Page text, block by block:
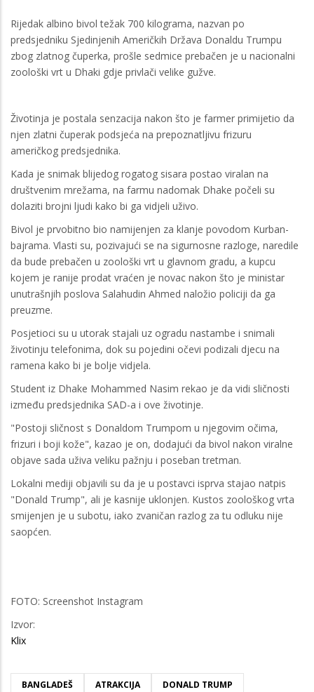
Rijedak albino bivol težak 700 kilograma, nazvan po
predsjedniku Sjedinjenih Američkih Država Donaldu Trumpu
zbog zlatnog čuperka, prošle sedmice prebačen je u nacionalni
zoološki vrt u Dhaki gdje privlači velike gužve.
Životinja je postala senzacija nakon što je farmer primijetio da
njen zlatni čuperak podsjeća na prepoznatljivu frizuru
američkog predsjednika.
Kada je snimak blijedog rogatog sisara postao viralan na
društvenim mrežama, na farmu nadomak Dhake počeli su
dolaziti brojni ljudi kako bi ga vidjeli uživo.
Bivol je prvobitno bio namijenjen za klanje povodom Kurban-
bajrama. Vlasti su, pozivajući se na sigurnosne razloge, naredile
da bude prebačen u zoološki vrt u glavnom gradu, a kupcu
kojem je ranije prodat vraćen je novac nakon što je ministar
unutrašnjih poslova Salahudin Ahmed naložio policiji da ga
preuzme.
Posjetioci su u utorak stajali uz ogradu nastambe i snimali
životinju telefonima, dok su pojedini očevi podizali djecu na
ramena kako bi je bolje vidjela.
Student iz Dhake Mohammed Nasim rekao je da vidi sličnosti
između predsjednika SAD-a i ove životinje.
"Postoji sličnost s Donaldom Trumpom u njegovim očima,
frizuri i boji kože", kazao je on, dodajući da bivol nakon viralne
objave sada uživa veliku pažnju i poseban tretman.
Lokalni mediji objavili su da je u postavci isprva stajao natpis
"Donald Trump", ali je kasnije uklonjen. Kustos zoološkog vrta
smijenjen je u subotu, iako zvaničan razlog za tu odluku nije
saopćen.
FOTO: Screenshot Instagram
Izvor:
Klix
BANGLADEŠ ATRAKCIJA DONALD TRUMP